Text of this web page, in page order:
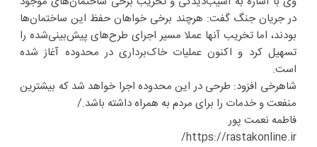
در جریان جنگ گفت: هرچند برخی خواهان حفظ این ساختمان‌ها
بودند، اما تخریب آنها عملا مسیر اجرای طرح‌های پیش‌بینی‌شده را
تسهیل کرد و اکنون عملیات خاک‌برداری در محدوده آغاز شده
است.
شاهرخی افزود: طرحی در این محدوده اجرا خواهد شد که بیشترین
منفعت و خدمات را برای مردم به همراه داشته باشد./
فاطمه نعمت پور
https://rastakonline.ir/